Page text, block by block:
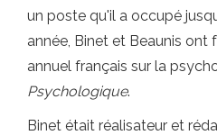
un poste qu'il a occupé
année, Binet et Beaunis ont
annuel français sur la
Psychologique.
Binet était réalisateur et